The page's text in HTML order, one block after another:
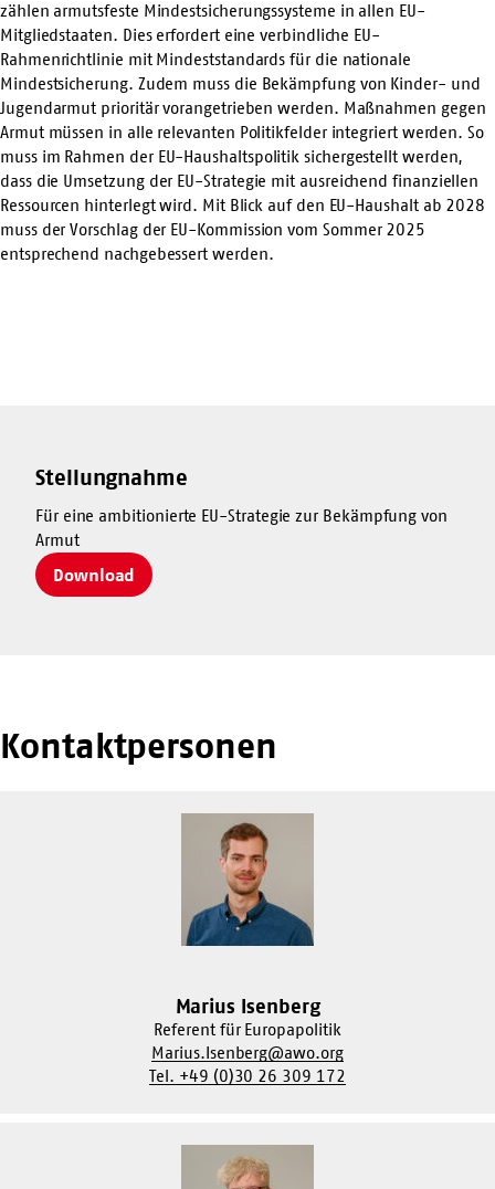
zählen armutsfeste Mindestsicherungssysteme in allen EU-
Mitgliedstaaten. Dies erfordert eine verbindliche EU-
Rahmenrichtlinie mit Mindeststandards für die nationale
Mindestsicherung. Zudem muss die Bekämpfung von Kinder- und
Jugendarmut prioritär vorangetrieben werden. Maßnahmen gegen
Armut müssen in alle relevanten Politikfelder integriert werden. So
muss im Rahmen der EU-Haushaltspolitik sichergestellt werden,
dass die Umsetzung der EU-Strategie mit ausreichend finanziellen
Ressourcen hinterlegt wird. Mit Blick auf den EU-Haushalt ab 2028
muss der Vorschlag der EU-Kommission vom Sommer 2025
entsprechend nachgebessert werden.
Stellungnahme
Für eine ambitionierte EU-Strategie zur Bekämpfung von
Armut
Download
Kontaktpersonen
Marius Isenberg
Referent für Europapolitik
Marius.Isenberg@awo.org
Tel. +49 (0)30 26 309 172